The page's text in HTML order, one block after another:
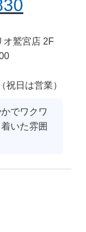
オ鷲宮店 2F
日は営業）
でワクワ
いた雰囲